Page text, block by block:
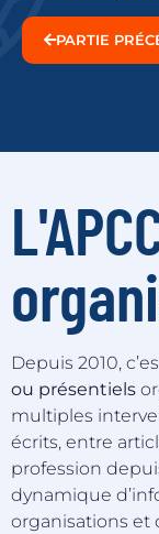
PARTIE
Depuis 2010,
ou présentiels
multiples
écrits, entre
profession
dynamique
organisations et